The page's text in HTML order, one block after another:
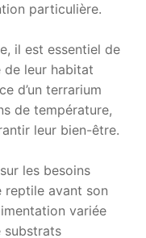
particulière.
il est essentiel de
de leur habitat
d’un terrarium
de température,
leur bien-être.
les besoins
reptile avant son
variée
substrats